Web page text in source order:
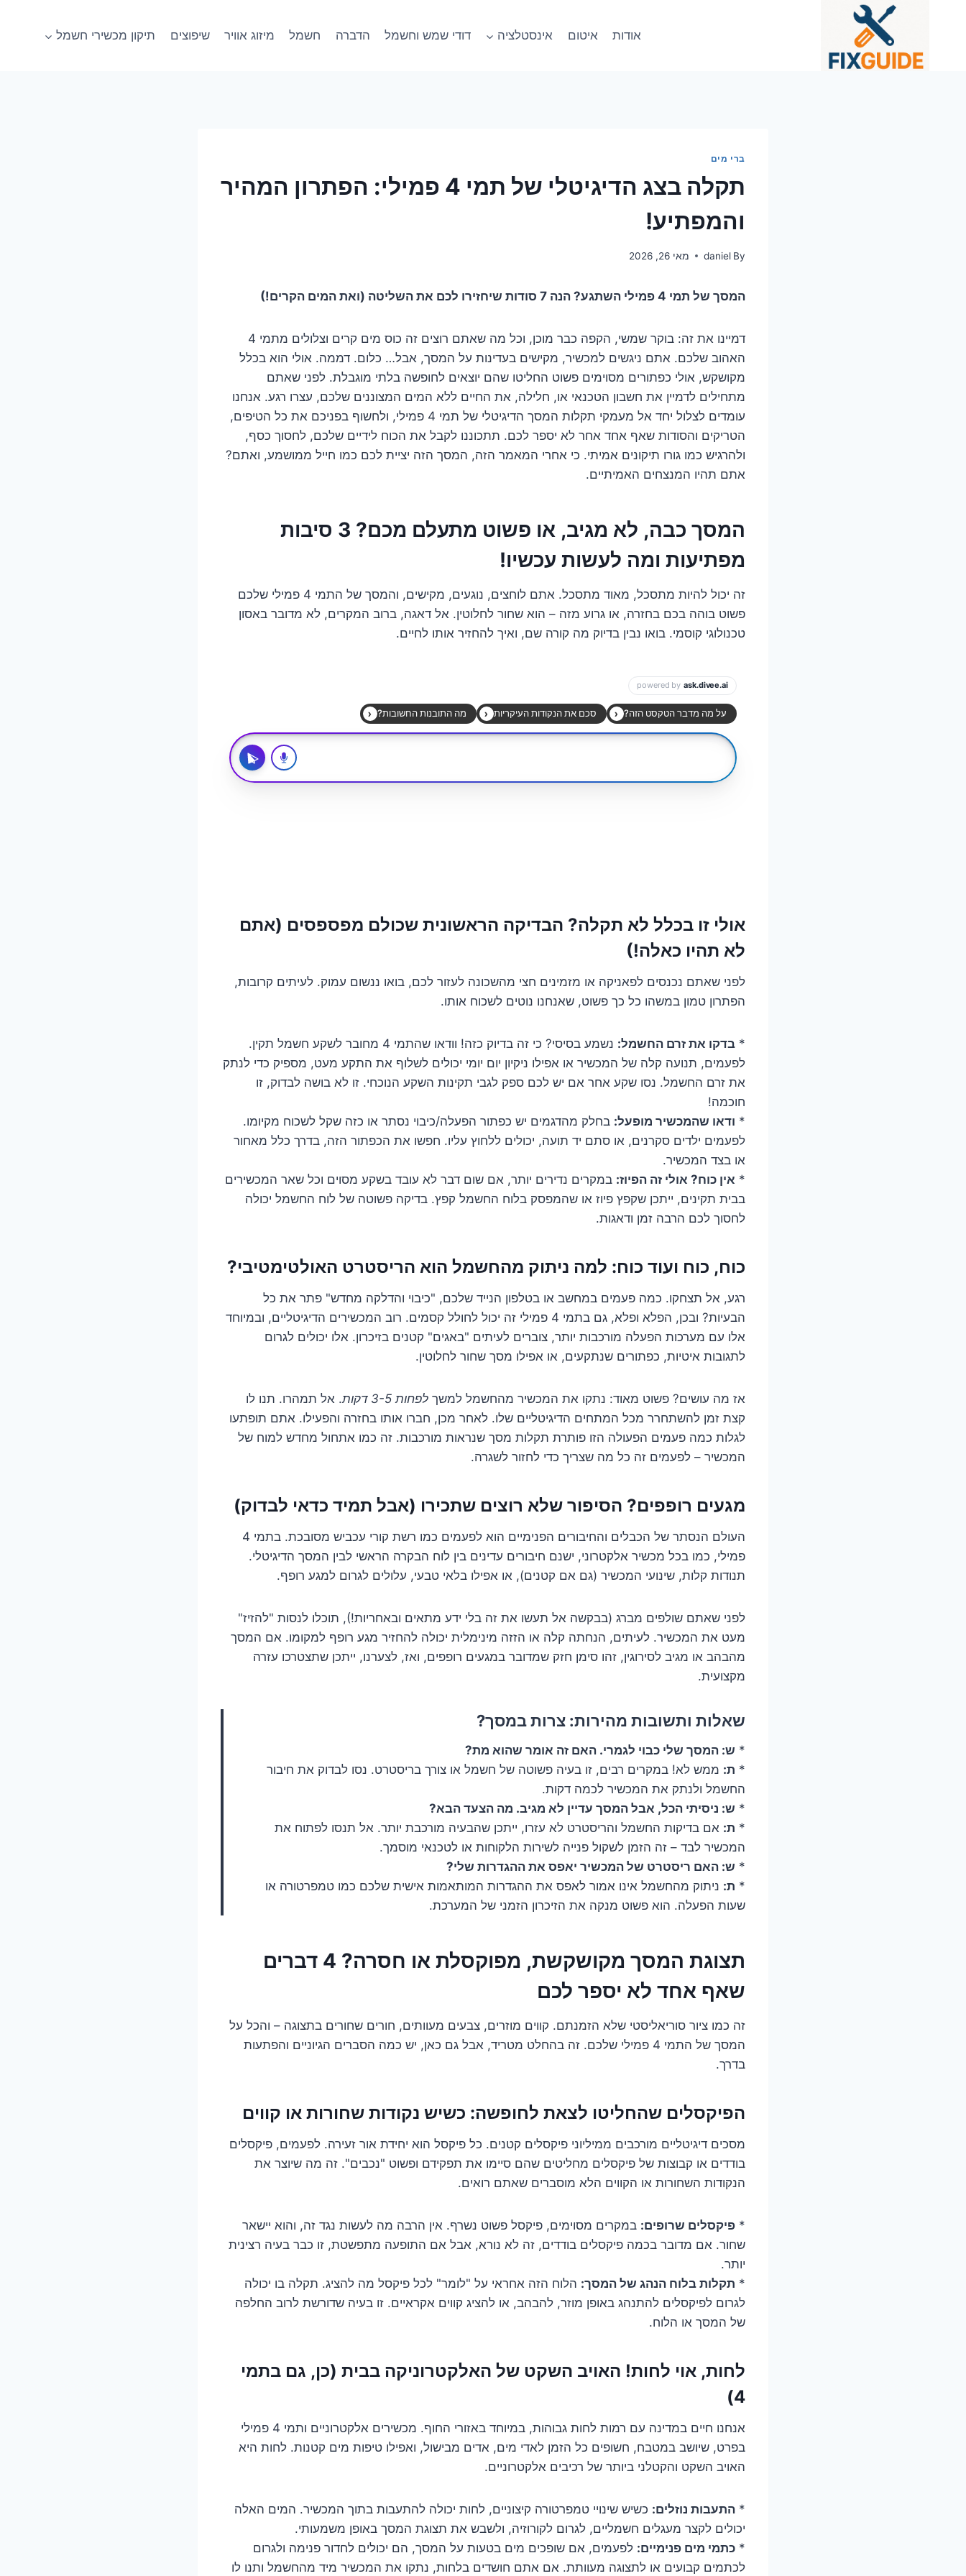
אודות איטום אינסטלציה דודי שמש וחשמל הדברה חשמל מיזוג אוויר שיפוצים תיקון מכשירי חשמל
ברי מים
תקלה בצג הדיגיטלי של תמי 4 פמילי: הפתרון המהיר
והמפתיע!
By
daniel מאי 26, 2026
המסך של תמי 4 פמילי השתגע? הנה 7 סודות שיחזירו לכם את השליטה (ואת המים הקרים!)
דמיינו את זה: בוקר שמשי, הקפה כבר מוכן, וכל מה שאתם רוצים זה כוס מים קרים וצלולים מתמי 4
האהוב שלכם. אתם ניגשים למכשיר, מקישים בעדינות על המסך, אבל… כלום. דממה. אולי הוא בכלל
מקושקש, אולי כפתורים מסוימים פשוט החליטו שהם יוצאים לחופשה בלתי מוגבלת. לפני שאתם
מתחילים לדמיין את חשבון הטכנאי או, חלילה, את החיים ללא המים המצוננים שלכם, עצרו רגע. אנחנו
עומדים לצלול יחד אל מעמקי תקלות המסך הדיגיטלי של תמי 4 פמילי, ולחשוף בפניכם את כל הטיפים,
הטריקים והסודות שאף אחד אחר לא יספר לכם. תתכוננו לקבל את הכוח לידיים שלכם, לחסוך כסף,
ולהרגיש כמו גורו תיקונים אמיתי. כי אחרי המאמר הזה, המסך הזה יציית לכם כמו חייל ממושמע, ואתם?
אתם תהיו המנצחים האמיתיים.
המסך כבה, לא מגיב, או פשוט מתעלם מכם? 3 סיבות
מפתיעות ומה לעשות עכשיו!
זה יכול להיות מתסכל, מאוד מתסכל. אתם לוחצים, נוגעים, מקישים, והמסך של התמי 4 פמילי שלכם
פשוט בוהה בכם בחזרה, או גרוע מזה – הוא שחור לחלוטין. אל דאגה, ברוב המקרים, לא מדובר באסון
טכנולוגי קוסמי. בואו נבין בדיוק מה קורה שם, ואיך להחזיר אותו לחיים.
אולי זו בכלל לא תקלה? הבדיקה הראשונית שכולם מפספסים (אתם
לא תהיו כאלה!)
לפני שאתם נכנסים לפאניקה או מזמינים חצי מהשכונה לעזור לכם, בואו ננשום עמוק. לעיתים קרובות,
הפתרון טמון במשהו כל כך פשוט, שאנחנו נוטים לשכוח אותו.
* בדקו את זרם החשמל:
נשמע בסיסי? כי זה בדיוק כזה! וודאו שהתמי 4 מחובר לשקע חשמל תקין.
לפעמים, תנועה קלה של המכשיר או אפילו ניקיון יום יומי יכולים לשלוף את התקע מעט, מספיק כדי לנתק
את זרם החשמל. נסו שקע אחר אם יש לכם ספק לגבי תקינות השקע הנוכחי. זו לא בושה לבדוק, זו
חוכמה!
* ודאו שהמכשיר מופעל: בחלק מהדגמים יש כפתור הפעלה/כיבוי נסתר או כזה שקל לשכוח מקיומו.
לפעמים ילדים סקרנים, או סתם יד תועה, יכולים ללחוץ עליו. חפשו את הכפתור הזה, בדרך כלל מאחור
או בצד המכשיר.
* אין כוח? אולי זה הפיוז: במקרים נדירים יותר, אם שום דבר לא עובד בשקע מסוים וכל שאר המכשירים
בבית תקינים, ייתכן שקפץ פיוז או שהמפסק בלוח החשמל קפץ. בדיקה פשוטה של לוח החשמל יכולה
לחסוך לכם הרבה זמן ודאגות.
כוח, כוח ועוד כוח: למה ניתוק מהחשמל הוא הריסטרט האולטימטיבי?
רגע, אל תצחקו. כמה פעמים במחשב או בטלפון הנייד שלכם, "כיבוי והדלקה מחדש" פתר את כל
הבעיות? ובכן, הפלא ופלא, גם בתמי 4 פמילי זה יכול לחולל קסמים. רוב המכשירים הדיגיטליים, ובמיוחד
אלו עם מערכות הפעלה מורכבות יותר, צוברים לעיתים "באגים" קטנים בזיכרון. אלו יכולים לגרום
לתגובות איטיות, כפתורים שנתקעים, או אפילו מסך שחור לחלוטין.
אז מה עושים? פשוט מאוד: נתקו את המכשיר מהחשמל למשך לפחות 3-5 דקות
. אל תמהרו. תנו לו
קצת זמן להשתחרר מכל המתחים הדיגיטליים שלו. לאחר מכן, חברו אותו בחזרה והפעילו. אתם תופתעו
לגלות כמה פעמים הפעולה הזו פותרת תקלות מסך שנראות מורכבות. זה כמו אתחול מחדש למוח של
המכשיר – לפעמים זה כל מה שצריך כדי לחזור לשגרה.
מגעים רופפים? הסיפור שלא רוצים שתכירו (אבל תמיד כדאי לבדוק)
העולם הנסתר של הכבלים והחיבורים הפנימיים הוא לפעמים כמו רשת קורי עכביש מסובכת. בתמי 4
פמילי, כמו בכל מכשיר אלקטרוני, ישנם חיבורים עדינים בין לוח הבקרה הראשי לבין המסך הדיגיטלי.
תנודות קלות, שינועי המכשיר (גם אם קטנים), או אפילו בלאי טבעי, עלולים לגרום למגע רופף.
לפני שאתם שולפים מברג (בבקשה אל תעשו את זה בלי ידע מתאים ובאחריות!), תוכלו לנסות "להזיז"
מעט את המכשיר. לעיתים, הנחתה קלה או הזזה מינימלית יכולה להחזיר מגע רופף למקומו. אם המסך
מהבהב או מגיב לסירוגין, זהו סימן חזק שמדובר במגעים רופפים, ואז, לצערנו, ייתכן שתצטרכו עזרה
מקצועית.
שאלות ותשובות מהירות: צרות במסך?
* ש: המסך שלי כבוי לגמרי. האם זה אומר שהוא מת?
* ת: ממש לא! במקרים רבים, זו בעיה פשוטה של חשמל או צורך בריסטרט. נסו לבדוק את חיבור
החשמל ולנתק את המכשיר לכמה דקות.
* ש: ניסיתי הכל, אבל המסך עדיין לא מגיב. מה הצעד הבא?
* ת: אם בדיקות החשמל והריסטרט לא עזרו, ייתכן שהבעיה מורכבת יותר. אל תנסו לפתוח את
המכשיר לבד – זה הזמן לשקול פנייה לשירות הלקוחות או לטכנאי מוסמך.
* ש: האם ריסטרט של המכשיר יאפס את ההגדרות שלי?
* ת: ניתוק מהחשמל אינו אמור לאפס את ההגדרות המותאמות אישית שלכם כמו טמפרטורה או
שעות הפעלה. הוא פשוט מנקה את הזיכרון הזמני של המערכת.
תצוגת המסך מקושקשת, מפוקסלת או חסרה? 4 דברים
שאף אחד לא יספר לכם
זה כמו ציור סוריאליסטי שלא הזמנתם. קווים מוזרים, צבעים מעוותים, חורים שחורים בתצוגה – והכל על
המסך של התמי 4 פמילי שלכם. זה בהחלט מטריד, אבל גם כאן, יש כמה הסברים הגיוניים והפתעות
בדרך.
הפיקסלים שהחליטו לצאת לחופשה: כשיש נקודות שחורות או קווים
מסכים דיגיטליים מורכבים ממיליוני פיקסלים קטנים. כל פיקסל הוא יחידת אור זעירה. לפעמים, פיקסלים
בודדים או קבוצות של פיקסלים מחליטים שהם סיימו את תפקידם ופשוט "נכבים". זה מה שיוצר את
הנקודות השחורות או הקווים הלא מוסברים שאתם רואים.
* פיקסלים שרופים: במקרים מסוימים, פיקסל פשוט נשרף. אין הרבה מה לעשות נגד זה, והוא יישאר
שחור. אם מדובר בכמה פיקסלים בודדים, זה לא נורא, אבל אם התופעה מתפשטת, זו כבר בעיה רצינית
יותר.
* תקלות בלוח הנהג של המסך: הלוח הזה אחראי על "לומר" לכל פיקסל מה להציג. תקלה בו יכולה
לגרום לפיקסלים להתנהג באופן מוזר, להבהב, או להציג קווים אקראיים. זו בעיה שדורשת לרוב החלפה
של המסך או הלוח.
לחות, אוי לחות! האויב השקט של האלקטרוניקה בבית (כן, גם בתמי
4)
אנחנו חיים במדינה עם רמות לחות גבוהות, במיוחד באזורי החוף. מכשירים אלקטרוניים ותמי 4 פמילי
בפרט, שיושב במטבח, חשופים כל הזמן לאדי מים, אדים מבישול, ואפילו טיפות מים קטנות. לחות היא
האויב השקט והקטלני ביותר של רכיבים אלקטרוניים.
* התעבות נוזלים: כשיש שינויי טמפרטורה קיצוניים, לחות יכולה להתעבות בתוך המכשיר. המים האלה
יכולים לקצר מעגלים חשמליים, לגרום לקורוזיה, ולשבש את תצוגת המסך באופן משמעותי.
* כתמי מים פנימיים: לפעמים, אם שופכים מים בטעות על המסך, הם יכולים לחדור פנימה ולגרום
לכתמים קבועים או לתצוגה מעוותת. אם אתם חושדים בלחות, נתקו את המכשיר מיד מהחשמל ותנו לו